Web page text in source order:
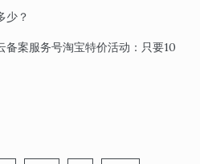
少？
备案服务号淘宝特价活动：只要10